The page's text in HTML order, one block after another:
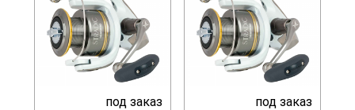
под заказ
под заказ